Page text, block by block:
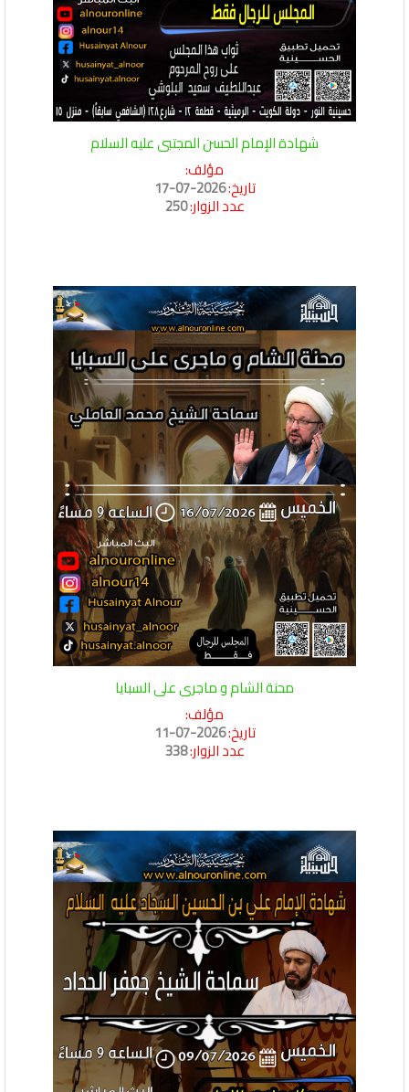
شهادة الإمام الحسن المجتبى عليه السلام
مؤلف:
تاريخ:2026-07-17
عدد الزوار:250
محنة الشام و ماجرى على السبايا
مؤلف:
تاريخ:2026-07-11
عدد الزوار:338